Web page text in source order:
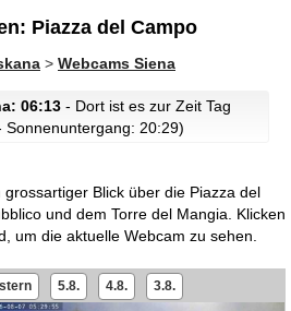
Piazza del Campo
> Webcams Siena
06:13 - Dort ist es zur Zeit Tag
20:29)
grossartiger Blick über die Piazza del
und dem Torre del Mangia.
Klicken
um die aktuelle Webcam zu sehen.
5.8. 4.8. 3.8.